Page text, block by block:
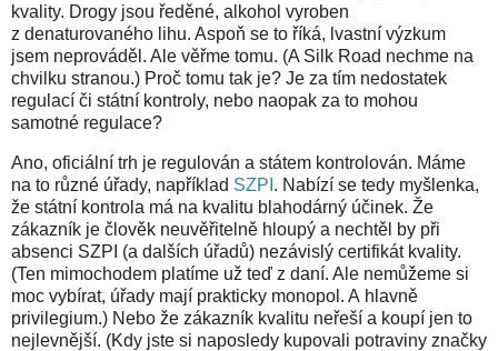
kvality. Drogy jsou ředěné, alkohol vyroben
z denaturovaného lihu. Aspoň se to říká, lvastní výzkum
jsem neprováděl. Ale věřme tomu. (A Silk Road nechme na
chvilku stranou.) Proč tomu tak je? Je za tím nedostatek
regulací či státní kontroly, nebo naopak za to mohou
samotné regulace?
Ano, oficiální trh je regulován a státem kontrolován. Máme
na to různé úřady, například SZPI . Nabízí se tedy myšlenka,
že státní kontrola má na kvalitu blahodárný účinek. Že
zákazník je člověk neuvěřitelně hloupý a nechtěl by při
absenci SZPI (a dalších úřadů) nezávislý certifikát kvality.
(Ten mimochodem platíme už teď z daní. Ale nemůžeme si
moc vybírat, úřady mají prakticky monopol. A hlavně
privilegium.) Nebo že zákazník kvalitu neřeší a koupí jen to
nejlevnější. (Kdy jste si naposledy kupovali potraviny značky